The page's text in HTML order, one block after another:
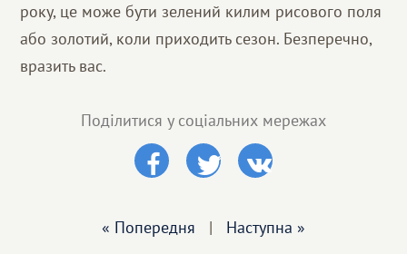
року, це може бути зелений килим рисового поля
або золотий, коли приходить сезон. Безперечно,
вразить вас.
Поділитися у соціальних мережах
« Попередня | Наступна »